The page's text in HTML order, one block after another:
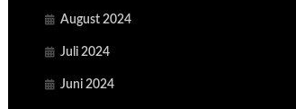
August 2024
Juli 2024
Juni 2024